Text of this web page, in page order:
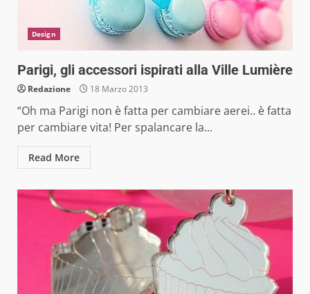
Design
Parigi, gli accessori ispirati alla Ville Lumière
Redazione 18 Marzo 2013
“Oh ma Parigi non è fatta per cambiare aerei.. è fatta
per cambiare vita! Per spalancare la...
Read More